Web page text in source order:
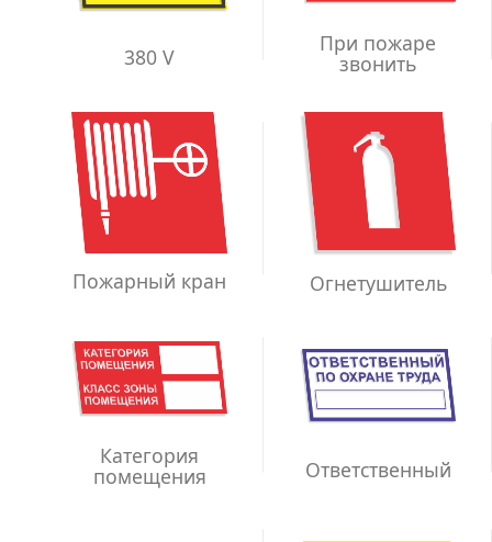
380 V
При пожаре
звонить
Пожарный кран Огнетушитель
Категория
помещения Ответственный